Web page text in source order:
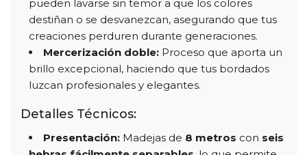
pueden lavarse sin temor a que los colores
destiñan o se desvanezcan, asegurando que tus
creaciones perduren durante generaciones.
Mercerización doble: Proceso que aporta un
brillo excepcional, haciendo que tus bordados
luzcan profesionales y elegantes.
Detalles Técnicos:
Presentación: Madejas de 8 metros con seis